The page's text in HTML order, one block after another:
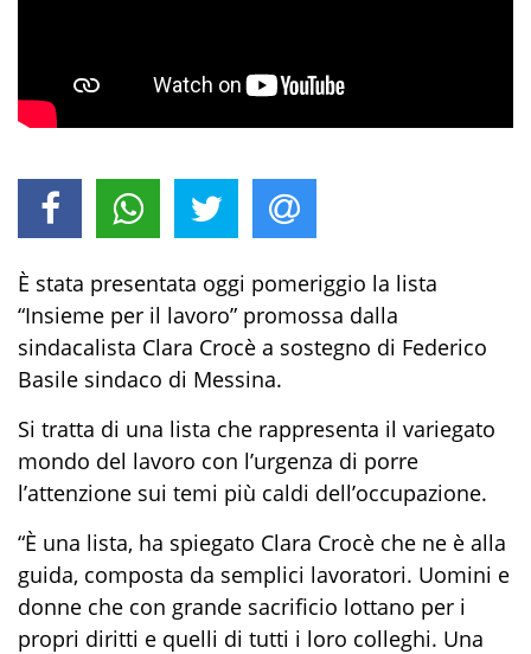
È stata presentata oggi pomeriggio la lista
“Insieme per il lavoro” promossa dalla
sindacalista Clara Crocè a sostegno di Federico
Basile sindaco di Messina.
Si tratta di una lista che rappresenta il variegato
mondo del lavoro con l’urgenza di porre
l’attenzione sui temi più caldi dell’occupazione.
“È una lista, ha spiegato Clara Crocè che ne è alla
guida, composta da semplici lavoratori. Uomini e
donne che con grande sacrificio lottano per i
propri diritti e quelli di tutti i loro colleghi. Una